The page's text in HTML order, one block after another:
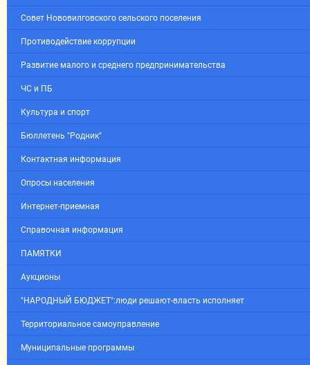
Совет Нововилговского сельского поселения
Противодействие коррупции
Развитие малого и среднего предпринимательства
ЧС и ПБ
Культура и спорт
Бюллетень "Родник"
Контактная информация
Опросы населения
Интернет-приемная
Справочная информация
ПАМЯТКИ
Аукционы
"НАРОДНЫЙ БЮДЖЕТ":люди решают-власть исполняет
Территориальное самоуправление
Муниципальные программы